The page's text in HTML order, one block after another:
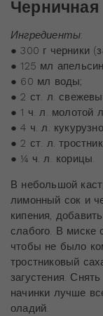
Черничная
Ингредиенты:
● 300 г черники
● 125 мл
● 60 мл воды;
● 2 ст. л.
● 1 ч. л. молотой
● 4 ч. л.
● 2 ст. л.
● ¼ ч. л. корицы.
В небольшой
лимонный сок и
кипения,
слабого. В миске
чтобы не было
тростниковый
загустения.
начинки лучше
оладий.